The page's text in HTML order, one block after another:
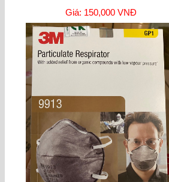
Giá: 150,000 VNĐ